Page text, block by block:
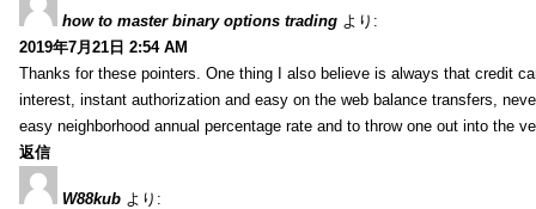
how to master binary options trading より:
2019年7月21日 2:54 AM
Thanks for these pointers. One thing I also believe is always that credit
interest, instant authorization and easy on the web balance transfers,
easy neighborhood annual percentage rate and to throw one out into the
返信
W88kub より: